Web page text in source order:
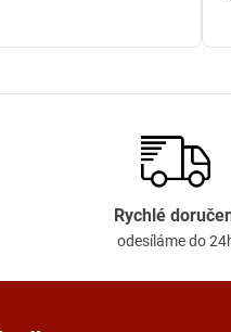
Rychlé
odesíláme do